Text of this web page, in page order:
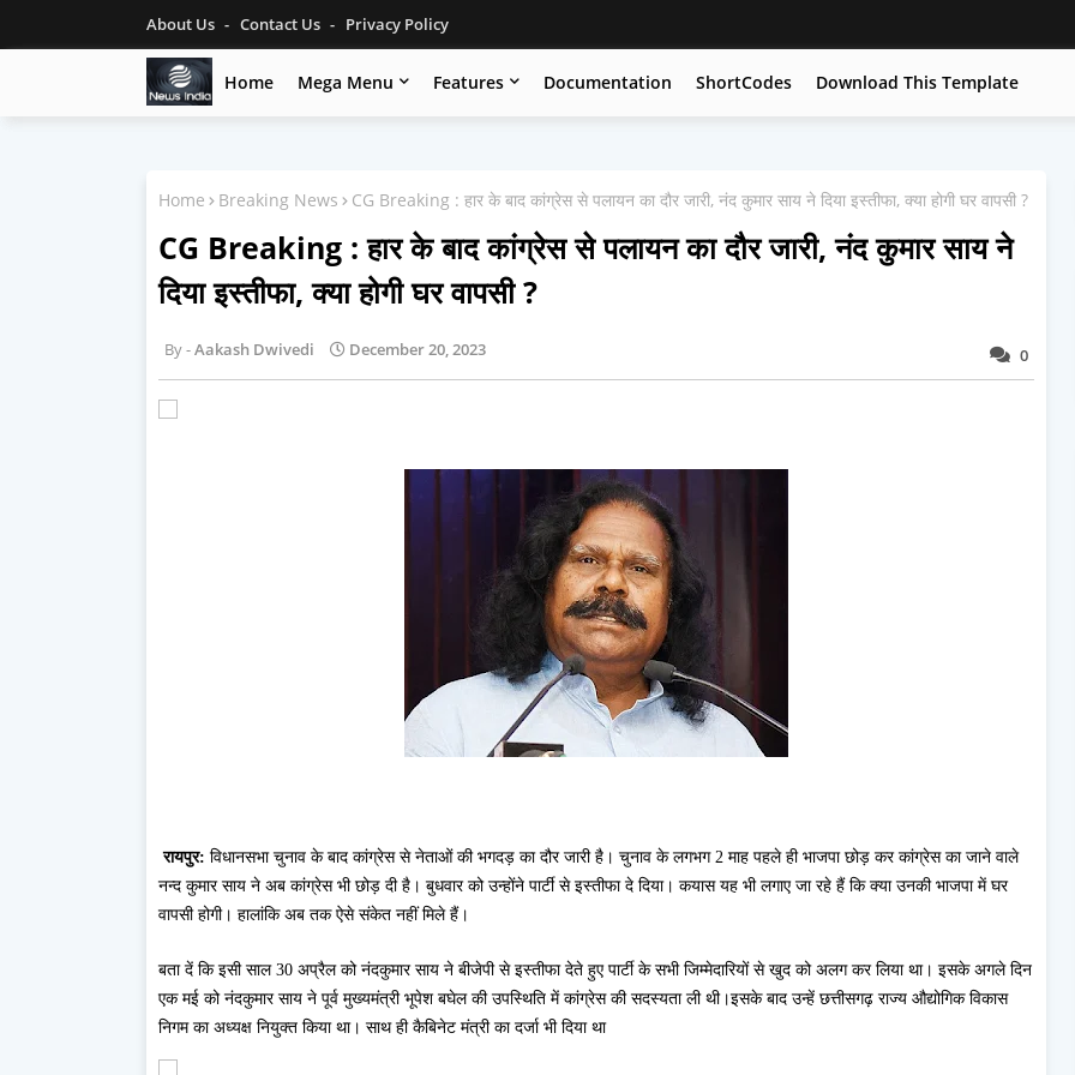
About Us Contact Us Privacy Policy
Home Mega Menu Features Documentation ShortCodes Download This Template
Home Breaking News CG Breaking : हार के बाद कांग्रेस से पलायन का दौर जारी, नंद कुमार साय ने दिया इस्तीफा, क्या होगी घर वापसी ?
CG Breaking : हार के बाद कांग्रेस से पलायन का दौर जारी, नंद कुमार साय ने
दिया इस्तीफा, क्या होगी घर वापसी ?
0
Aakash Dwivedi December 20, 2023
रायपुर: विधानसभा चुनाव के बाद कांग्रेस से नेताओं की भगदड़ का दौर जारी है। चुनाव के लगभग 2 माह पहले ही भाजपा छोड़ कर कांग्रेस का जाने वाले
नन्द कुमार साय ने अब कांग्रेस भी छोड़ दी है। बुधवार को उन्होंने पार्टी से इस्तीफा दे दिया। कयास यह भी लगाए जा रहे हैं कि क्या उनकी भाजपा में घर
वापसी होगी। हालांकि अब तक ऐसे संकेत नहीं मिले हैं।
बता दें कि इसी साल 30 अप्रैल को नंदकुमार साय ने बीजेपी से इस्तीफा देते हुए पार्टी के सभी जिम्मेदारियों से खुद को अलग कर लिया था। इसके अगले दिन
एक मई को नंदकुमार साय ने पूर्व मुख्यमंत्री भूपेश बघेल की उपस्थिति में कांग्रेस की सदस्यता ली थी।इसके बाद उन्हें छत्तीसगढ़ राज्य औद्योगिक विकास
निगम का अध्यक्ष नियुक्त किया था। साथ ही कैबिनेट मंत्री का दर्जा भी दिया था